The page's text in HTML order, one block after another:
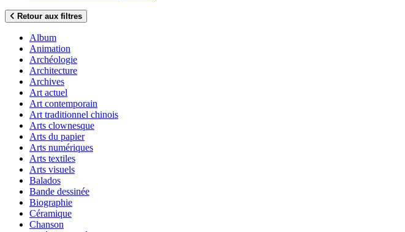
Retour aux filtres
Album
Animation
Archéologie
Architecture
Archives
Art actuel
Art contemporain
Art traditionnel chinois
Arts clownesque
Arts du papier
Arts numériques
Arts textiles
Arts visuels
Balados
Bande dessinée
Biographie
Céramique
Chanson